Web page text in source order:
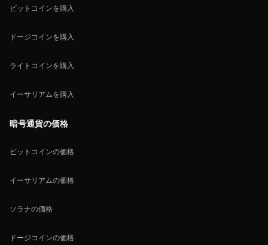
ビットコインを購入
ドージコインを購入
ライトコインを購入
イーサリアムを購入
暗号通貨の価格
ビットコインの価格
イーサリアムの価格
ソラナの価格
ドージコインの価格